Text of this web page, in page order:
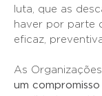
luta, que as
haver por parte
eficaz,
As
um